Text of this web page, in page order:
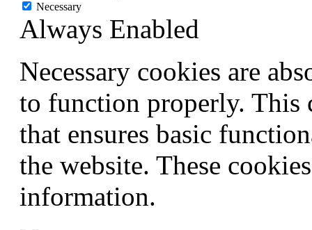
Necessary
Always Enabled
Necessary cookies are
to function properly. This
that ensures basic
the website. These
information.